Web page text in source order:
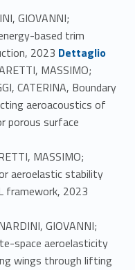
GIOVANNI;
based trim
2023 Link identifier #identifier_person_29445-86
Dettaglio
MASSIMO;
CATERINA, Boundary
aeroacoustics of
porous surface
MASSIMO;
aeroelastic stability
framework, 2023 Link identifier #identifier_person_171503-88
GIOVANNI;
space aeroelasticity
wings through lifting